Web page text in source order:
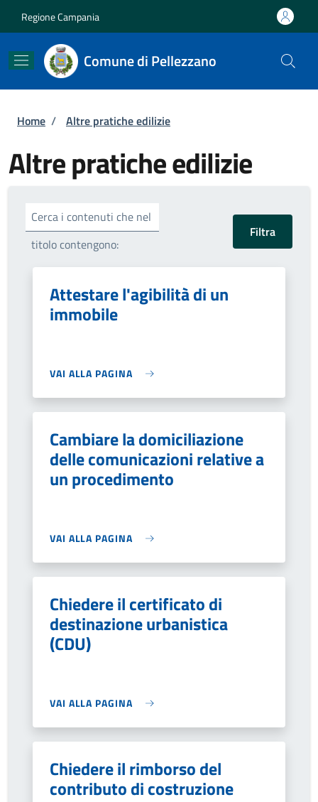
Regione Campania
Comune di Pellezzano
Briciole di pane
Home / Altre pratiche edilizie
Altre pratiche edilizie
Cerca i contenuti che nel
titolo contengono:
Attestare l'agibilità di un
immobile
VAI ALLA PAGINA
Cambiare la domiciliazione
delle comunicazioni relative a
un procedimento
VAI ALLA PAGINA
Chiedere il certificato di
destinazione urbanistica
(CDU)
VAI ALLA PAGINA
Chiedere il rimborso del
contributo di costruzione